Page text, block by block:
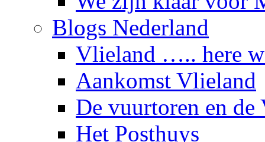
Blogs Nederland
Vlieland ….. here
Aankomst Vlieland
De vuurtoren en de
Het Posthuys